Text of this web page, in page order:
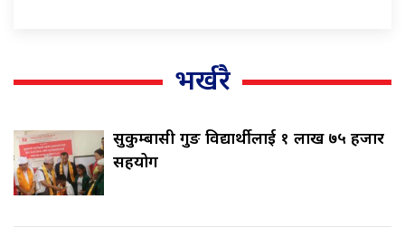
भर्खरै
सुकुम्बासी गुरुङ विद्यार्थीलाई १ लाख ७५ हजार
सहयोग